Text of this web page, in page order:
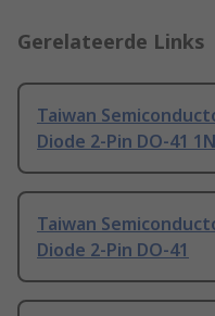
Gerelateerde Links
Taiwan
Diode 2-Pin DO-41
Taiwan
Diode 2-Pin DO-41